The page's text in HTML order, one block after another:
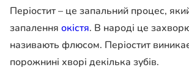
Періостит – це запальний процес,
запалення окістя. В народі це
називають флюсом. Періостит
порожнині хворі декілька зубів.